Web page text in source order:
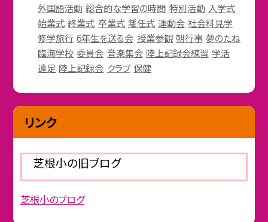
外国語活動 総合的な学習の時間 特別活動 入学式
始業式 終業式 卒業式 離任式 運動会 社会科見学
修学旅行 6年生を送る会 授業参観 朝行事 夢のたね
臨海学校 委員会 音楽集会 陸上記録会練習 学活
遠足 陸上記録会 クラブ 保健
リンク
芝根小の旧ブログ
芝根小のブログ